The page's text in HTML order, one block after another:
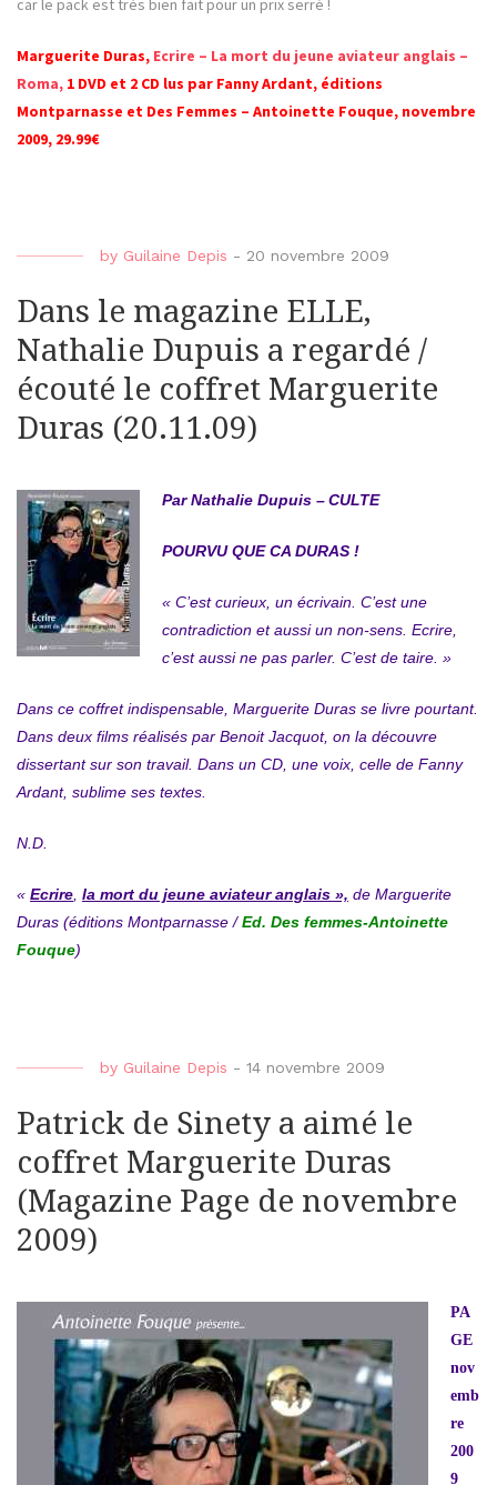
Marguerite Duras, Ecrire – La mort du jeune aviateur anglais –
Roma, 1 DVD et 2 CD lus par Fanny Ardant, éditions
Montparnasse et Des Femmes – Antoinette Fouque, novembre
2009, 29.99€
by Guilaine Depis - 20 novembre 2009
Dans le magazine ELLE,
Nathalie Dupuis a regardé /
écouté le coffret Marguerite
Duras (20.11.09)
Par Nathalie Dupuis – CULTE
POURVU QUE CA DURAS !
« C’est curieux, un écrivain. C’est une
contradiction et aussi un non-sens. Ecrire,
c’est aussi ne pas parler. C’est de taire. »
Dans ce coffret indispensable, Marguerite Duras se livre pourtant.
Dans deux films réalisés par Benoit Jacquot, on la découvre
dissertant sur son travail. Dans un CD, une voix, celle de Fanny
Ardant, sublime ses textes.
N.D.
« Ecrire la mort du jeune aviateur anglais », de Marguerite
Duras (éditions Montparnasse /Ed. Des femmes-Antoinette
Fouque)
by Guilaine Depis - 14 novembre 2009
Patrick de Sinety a aimé le
coffret Marguerite Duras
(Magazine Page de novembre
2009)
PA
GE
nov
emb
re
200
9